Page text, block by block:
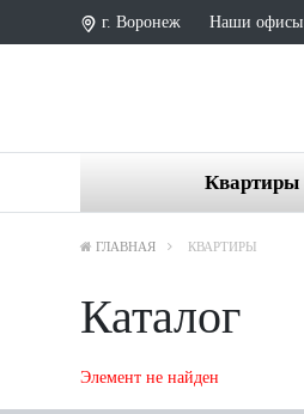
г. Воронеж Наши офисы
Квартиры
ГЛАВНАЯ КВАРТИРЫ
Каталог
Элемент не найден